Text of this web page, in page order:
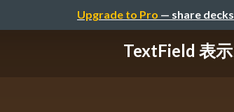
Upgrade to Pro — share
TextField 表